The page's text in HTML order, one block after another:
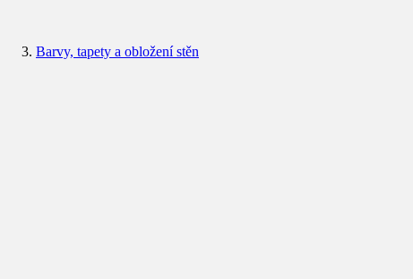
Barvy, tapety a obložení stěn